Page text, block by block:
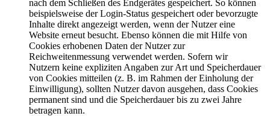
nach dem Schließen des Endgerätes gespeichert. So können
beispielsweise der Login-Status gespeichert oder bevorzugte
Inhalte direkt angezeigt werden, wenn der Nutzer eine
Website erneut besucht. Ebenso können die mit Hilfe von
Cookies erhobenen Daten der Nutzer zur
Reichweitenmessung verwendet werden. Sofern wir
Nutzern keine expliziten Angaben zur Art und Speicherdauer
von Cookies mitteilen (z. B. im Rahmen der Einholung der
Einwilligung), sollten Nutzer davon ausgehen, dass Cookies
permanent sind und die Speicherdauer bis zu zwei Jahre
betragen kann.